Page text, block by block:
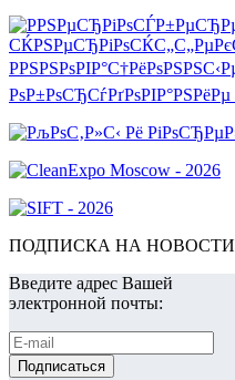
ПОДПИСКА НА НОВОСТИ
Введите адрес Вашей
электронной почты: